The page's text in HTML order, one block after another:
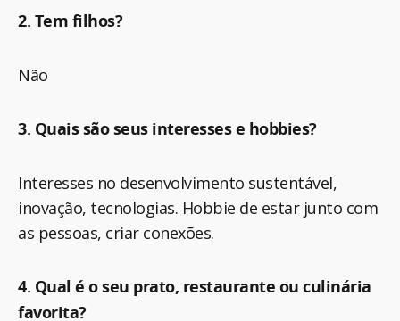
2. Tem filhos?
Não
3. Quais são seus interesses e hobbies?
Interesses no desenvolvimento sustentável,
inovação, tecnologias. Hobbie de estar junto com
as pessoas, criar conexões.
4. Qual é o seu prato, restaurante ou culinária
favorita?